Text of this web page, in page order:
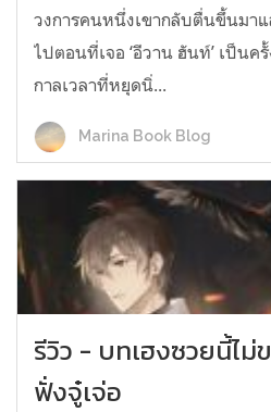
วงการคนหนึ่งเขากลับตื่นขึ้นมา
ไปตอนที่เจอ ‘อีวาน ฮันท์’ เป็น
กาลเวลาที่หยุดนิ่...
Marina Book Blog
รีวิว - บทเฮงซวยนี้ไม่
ฟั่งจู๋เจ่อ